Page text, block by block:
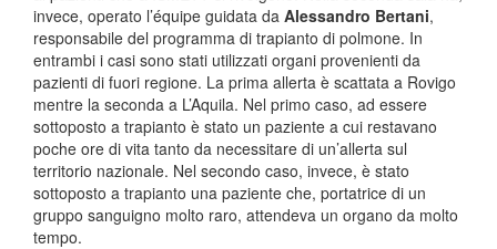
invece, operato l’équipe guidata da Alessandro Bertani,
responsabile del programma di trapianto di polmone. In
entrambi i casi sono stati utilizzati organi provenienti da
pazienti di fuori regione. La prima allerta è scattata a Rovigo
mentre la seconda a L’Aquila. Nel primo caso, ad essere
sottoposto a trapianto è stato un paziente a cui restavano
poche ore di vita tanto da necessitare di un’allerta sul
territorio nazionale. Nel secondo caso, invece, è stato
sottoposto a trapianto una paziente che, portatrice di un
gruppo sanguigno molto raro, attendeva un organo da molto
tempo.